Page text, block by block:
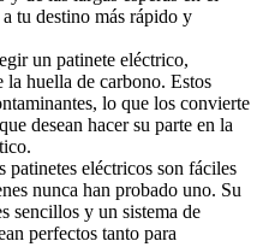
tu destino más rápido y
un patinete eléctrico,
huella de carbono. Estos
lo que los convierte
desean hacer su parte en la
patinetes eléctricos son fáciles
nunca han probado uno. Su
sencillos y un sistema de
perfectos tanto para